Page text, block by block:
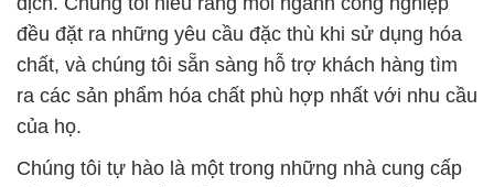
đều đặt ra những yêu cầu đặc thù khi sử dụng hóa
chất, và chúng tôi sẵn sàng hỗ trợ khách hàng tìm
ra các sản phẩm hóa chất phù hợp nhất với nhu cầu
của họ.
Chúng tôi tự hào là một trong những nhà cung cấp